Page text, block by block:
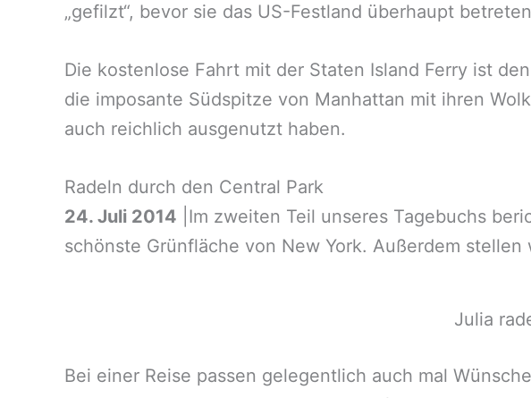
„gefilzt“, bevor sie das US-Festland überhaupt
Die kostenlose Fahrt mit der Staten Island Ferry ist
die imposante Südspitze von Manhattan mit ihren
auch reichlich ausgenutzt haben.
Radeln durch den Central Park
24. Juli 2014 |Im zweiten Teil unseres Tagebuchs
schönste Grünfläche von New York. Außerdem
Julia
Bei einer Reise passen gelegentlich auch mal